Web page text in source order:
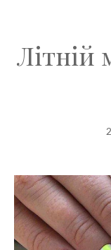
Літній